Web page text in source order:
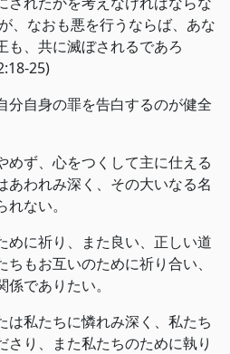
、なおも悪を行うならば、あな
も、共に滅ぼされるであろ
25)
分自身の罪を告白するのが健全
めず、心をつくして主に仕える
あわれみ深く、その大いなる名
ない。
めに祈り、また良い、正しい道
もお互いのために祈り合い、
でありたい。
は私たちに憐れみ深く、私たち
さり、また私たちのために執り